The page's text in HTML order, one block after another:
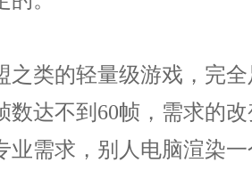
类的轻量级游戏，完
达不到60帧，需求的
需求，别人电脑渲染